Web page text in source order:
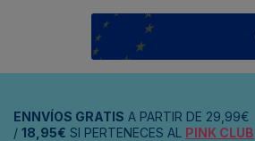
ENNVÍOS GRATIS A PARTIR DE 29,99€
/ 18,95€ SI PERTENECES AL PINK CLUB